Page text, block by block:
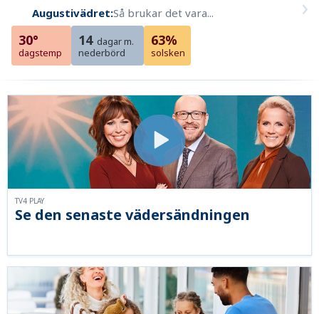
Augustivädret:Så brukar det vara...
30°
dagstemp
14 dagar m.
nederbörd
63%
solsken
Se den senaste vädersändningen
TV4 PLAY